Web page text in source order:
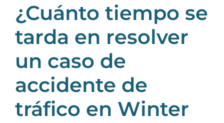
¿Cuánto tiempo se
tarda en resolver
un caso de
accidente de
tráfico en Winter